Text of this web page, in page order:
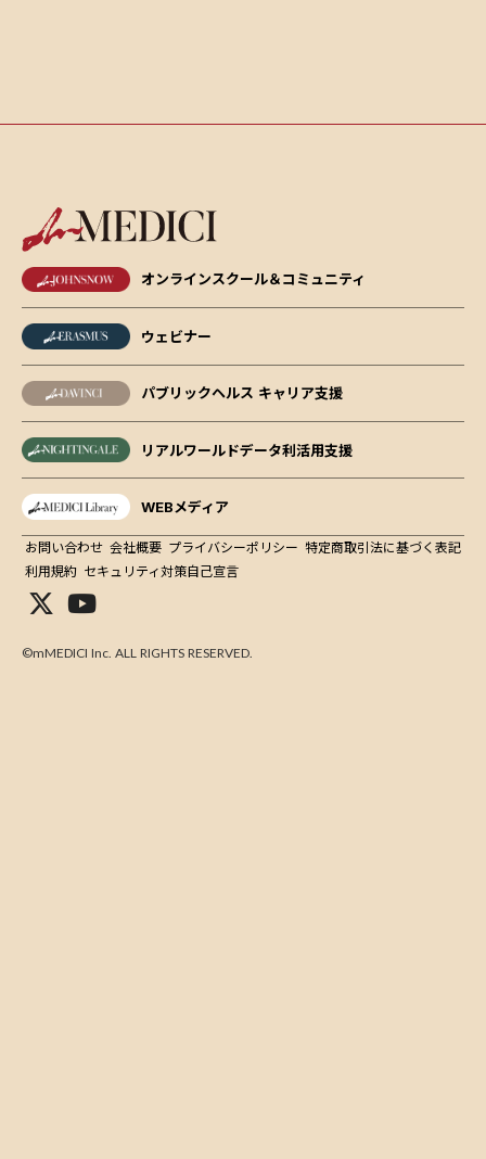
オンラインスクール＆コミュニティ
ウェビナー
パブリックヘルス キャリア支援
リアルワールドデータ利活用支援
WEBメディア
お問い合わせ 会社概要 プライバシーポリシー 特定商取引法に基づく表記
利用規約 セキュリティ対策自己宣言
©mMEDICI Inc. ALL RIGHTS RESERVED.